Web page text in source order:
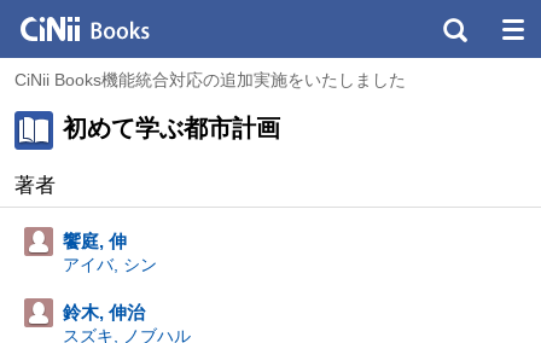
CiNii Books機能統合対応の追加実施をいたしました
初めて学ぶ都市計画
著者
饗庭, 伸
アイバ, シン
鈴木, 伸治
スズキ, ノブハル